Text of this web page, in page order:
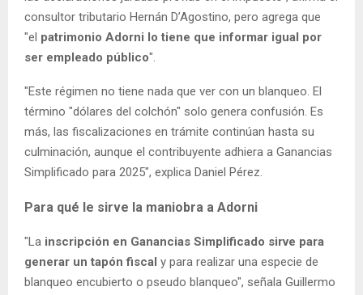
consultor tributario Hernán D’Agostino, pero agrega que
"el patrimonio Adorni lo tiene que informar igual por
ser empleado público".
"Este régimen no tiene nada que ver con un blanqueo. El
término "dólares del colchón" solo genera confusión. Es
más, las fiscalizaciones en trámite continúan hasta su
culminación, aunque el contribuyente adhiera a Ganancias
Simplificado para 2025", explica Daniel Pérez.
Para qué le sirve la maniobra a Adorni
"La inscripción en Ganancias Simplificado sirve para
generar un tapón fiscal y para realizar una especie de
blanqueo encubierto o pseudo blanqueo", señala Guillermo